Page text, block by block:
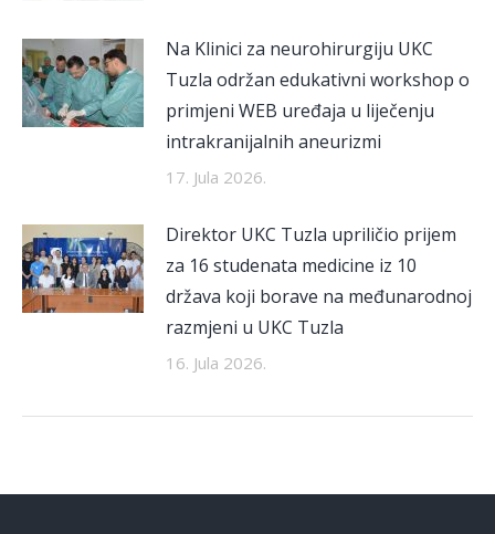
Na Klinici za neurohirurgiju UKC
Tuzla održan edukativni workshop o
primjeni WEB uređaja u liječenju
intrakranijalnih aneurizmi
17. Jula 2026.
Direktor UKC Tuzla upriličio prijem
za 16 studenata medicine iz 10
država koji borave na međunarodnoj
razmjeni u UKC Tuzla
16. Jula 2026.